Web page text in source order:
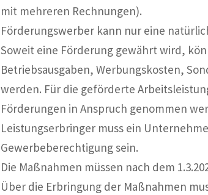
mit mehreren Rechnungen).
Förderungswerber kann nur eine
Soweit eine Förderung gewährt wird,
Betriebsausgaben, Werbungskosten,
werden. Für die geförderte
Förderungen in Anspruch genommen
Leistungserbringer muss ein
Gewerbeberechtigung sein.
Die Maßnahmen müssen nach dem
Über die Erbringung der Maßnahmen